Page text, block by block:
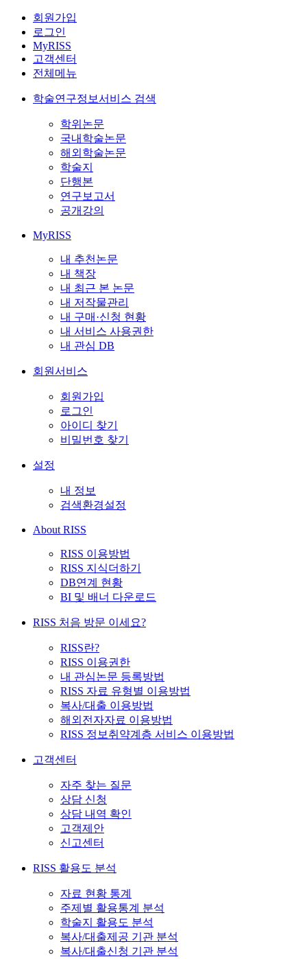
회원가입
로그인
MyRISS
고객센터
전체메뉴
학술연구정보서비스 검색
학위논문
국내학술논문
해외학술논문
학술지
단행본
연구보고서
공개강의
MyRISS
내 추천논문
내 책장
내 최근 본 논문
내 저작물관리
내 구매·신청 현황
내 서비스 사용권한
내 관심 DB
회원서비스
회원가입
로그인
아이디 찾기
비밀번호 찾기
설정
내 정보
검색환경설정
About RISS
RISS 이용방법
RISS 지식더하기
DB연계 현황
BI 및 배너 다운로드
RISS 처음 방문 이세요?
RISS란?
RISS 이용권한
내 관심논문 등록방법
RISS 자료 유형별 이용방법
복사/대출 이용방법
해외전자자료 이용방법
RISS 정보취약계층 서비스 이용방법
고객센터
자주 찾는 질문
상담 신청
상담 내역 확인
고객제안
신고센터
RISS 활용도 분석
자료 현황 통계
주제별 활용통계 분석
학술지 활용도 분석
복사/대출제공 기관 분석
복사/대출신청 기관 분석